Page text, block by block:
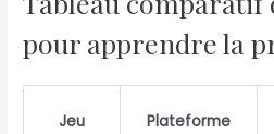
pour apprendre la
Jeu Plateforme